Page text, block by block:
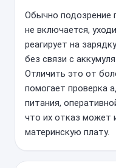
Обычно подозрение
не включается,
реагирует на
без связи с
Отличить это от
помогает проверка
питания,
что их отказ может
материнскую плату.